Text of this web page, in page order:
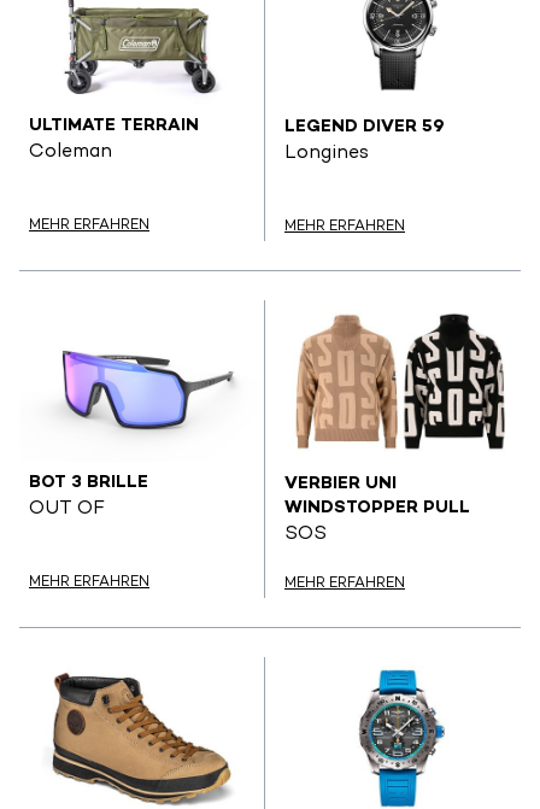
ULTIMATE TERRAIN
Coleman
MEHR ERFAHREN
LEGEND DIVER 59
Longines
MEHR ERFAHREN
BOT 3 BRILLE
OUT OF
MEHR ERFAHREN
VERBIER UNI
WINDSTOPPER PULL
SOS
MEHR ERFAHREN